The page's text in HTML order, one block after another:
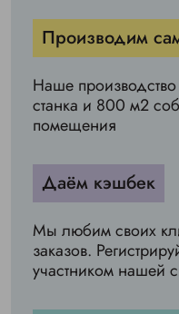
Производим
Наше
станка и 800 м2
помещения
Даём кэшбек
Мы любим своих
заказов.
участником нашей